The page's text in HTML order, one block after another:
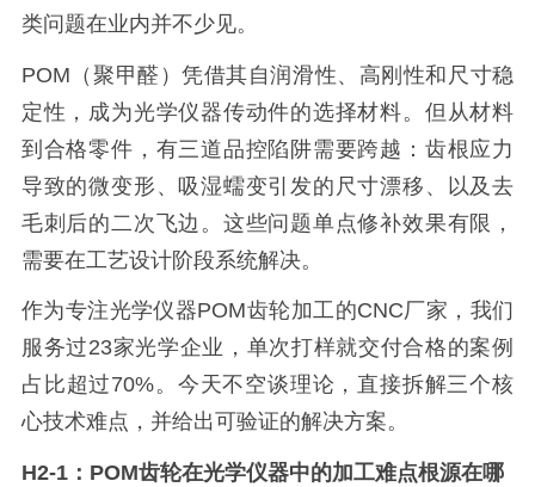
类问题在业内并不少见。
POM（聚甲醛）凭借其自润滑性、高刚性和尺寸稳
定性，成为光学仪器传动件的选择材料。但从材料
到合格零件，有三道品控陷阱需要跨越：齿根应力
导致的微变形、吸湿蠕变引发的尺寸漂移、以及去
毛刺后的二次飞边。这些问题单点修补效果有限，
需要在工艺设计阶段系统解决。
作为专注光学仪器POM齿轮加工的CNC厂家，我们
服务过23家光学企业，单次打样就交付合格的案例
占比超过70%。今天不空谈理论，直接拆解三个核
心技术难点，并给出可验证的解决方案。
H2-1：POM齿轮在光学仪器中的加工难点根源在哪